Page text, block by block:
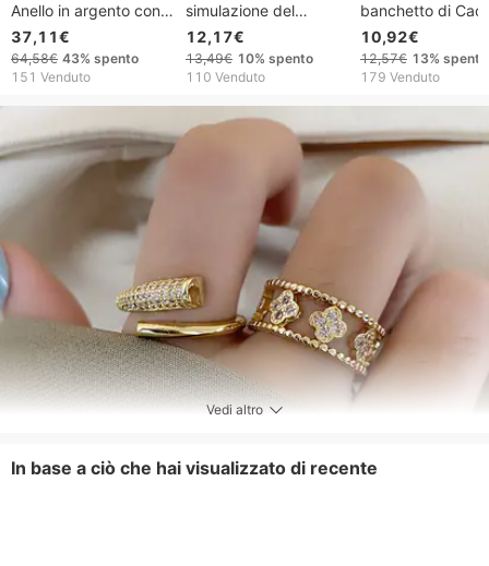
Anello in argento con
smeraldo e diamanti
ad alto tenore di
carbonio incastonati in
37,11€
64,58€ 43% spento
151 Venduto
simulazione del
tramonto con una
corona da principessa
e un anello di alta
12,17€
13,49€ 10% spento
110 Venduto
banchetto di Cao
TUMU
creativa da donna
intarsiata con
10,92€
12,57€ 13% spento
179 Venduto
Vedi altro
In base a ciò che hai visualizzato di recente